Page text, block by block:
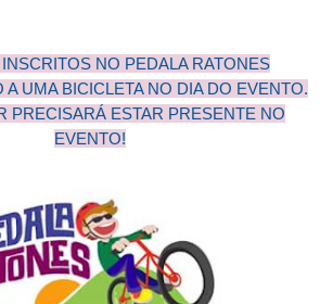
NO PEDALA RATONES
UMA BICICLETA NO DIA DO EVENTO.
PRECISARÁ ESTAR PRESENTE NO
EVENTO!